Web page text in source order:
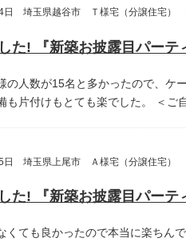
日 埼玉県越谷市 Ｔ様宅（分譲住宅）
の人数が15名と多かったので、ケ
も片付けもとても楽でした。
＜ご
日 埼玉県上尾市 Ａ様宅（分譲住宅）
くても良かったので本当に楽ちん